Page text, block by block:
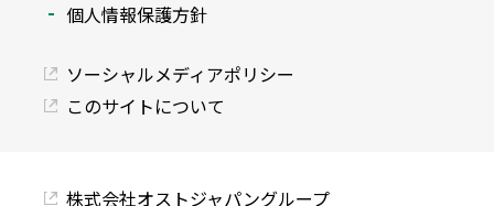
個人情報保護方針
ソーシャルメディアポリシー
このサイトについて
株式会社オストジャパングループ